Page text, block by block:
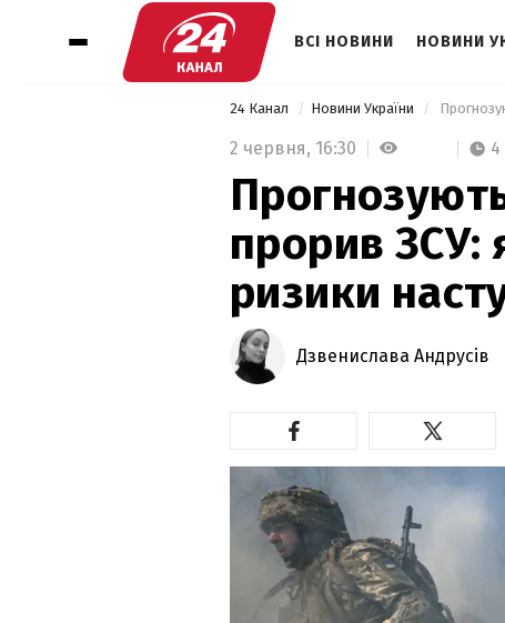
ВСІ НОВИНИ НОВИНИ
24 Канал Новини України
2 червня, 16:30 4
прорив ЗСУ:
ризики
Дзвенислава Андрусів